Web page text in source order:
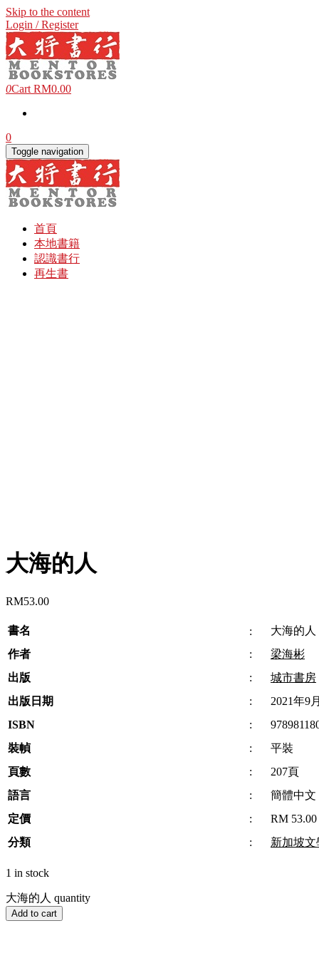
Skip to the content
Login / Register
0Cart RM0.00
0
Toggle navigation
首頁
本地書籍
認識書行
再生書
大海的人
RM53.00
書名 :
大海的人
作者
:
梁海彬
出版
:
城市書房
出版日期
:
2021年9
ISBN
:
裝幀
:
平裝
頁數
:
207頁
語言
:
簡體中文
定價
:
RM 53.00
分類
: 新加坡文
1 in stock
大海的人 quantity
Add to cart